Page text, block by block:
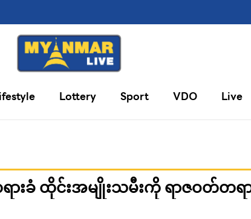
Lottery Sport VDO Live
င်းအမျိုးသမီးကို ရာဇဝတ်တရားရုံ